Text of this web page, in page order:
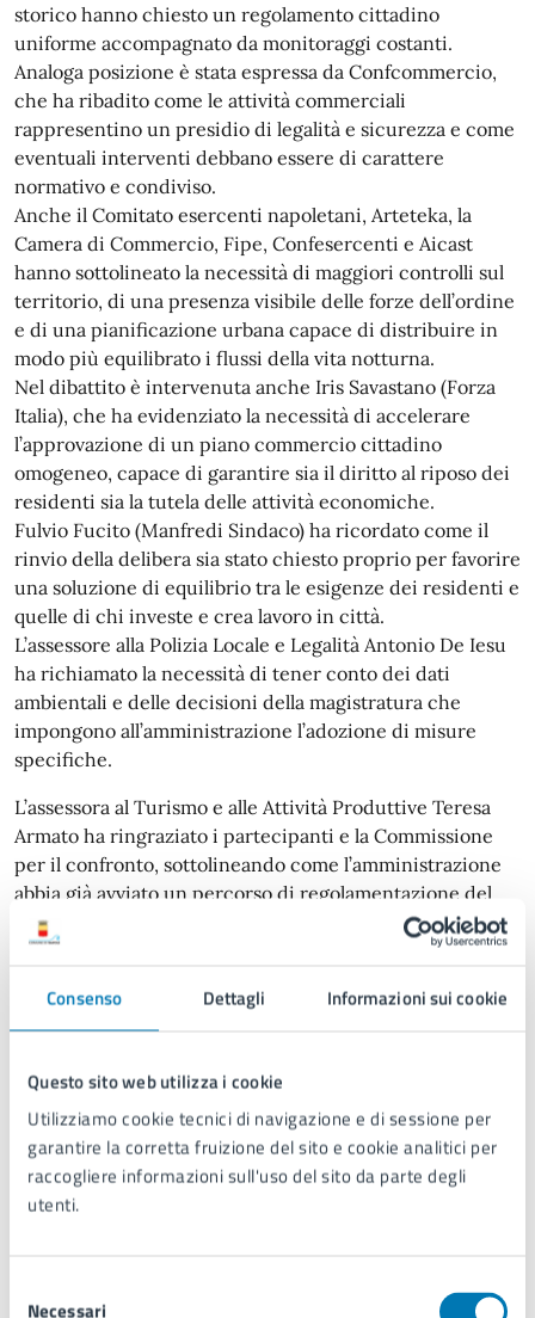
Consenso Dettagli Informazioni sui cookie
Questo sito web utilizza i cookie
Utilizziamo cookie tecnici di navigazione e di sessione per
garantire la corretta fruizione del sito e cookie analitici per
raccogliere informazioni sull'uso del sito da parte degli
utenti.
Necessari
storico hanno chiesto un regolamento cittadino
uniforme accompagnato da monitoraggi costanti.
Analoga posizione è stata espressa da Confcommercio,
che ha ribadito come le attività commerciali
rappresentino un presidio di legalità e sicurezza e come
eventuali interventi debbano essere di carattere
normativo e condiviso.
Anche il Comitato esercenti napoletani, Arteteka, la
Camera di Commercio, Fipe, Confesercenti e Aicast
hanno sottolineato la necessità di maggiori controlli sul
territorio, di una presenza visibile delle forze dell’ordine
e di una pianificazione urbana capace di distribuire in
modo più equilibrato i flussi della vita notturna.
Nel dibattito è intervenuta anche Iris Savastano (Forza
Italia), che ha evidenziato la necessità di accelerare
l’approvazione di un piano commercio cittadino
omogeneo, capace di garantire sia il diritto al riposo dei
residenti sia la tutela delle attività economiche.
Fulvio Fucito (Manfredi Sindaco) ha ricordato come il
rinvio della delibera sia stato chiesto proprio per favorire
una soluzione di equilibrio tra le esigenze dei residenti e
quelle di chi investe e crea lavoro in città.
L’assessore alla Polizia Locale e Legalità Antonio De Iesu
ha richiamato la necessità di tener conto dei dati
ambientali e delle decisioni della magistratura che
impongono all’amministrazione l’adozione di misure
specifiche.
L’assessora al Turismo e alle Attività Produttive Teresa
Armato ha ringraziato i partecipanti e la Commissione
per il confronto, sottolineando come l’amministrazione
abbia già avviato un percorso di regolamentazione del
settore in una città che, fino a pochi anni fa, era priva di
regole organiche sul tema. Armato ha ricordato il lavoro
UNESCO e l’impegno portato avanti sul nuovo piano
dehors e sul piano commerciale cittadino.
come presidio di legalità e vivibilità urbana, l’assessora
ha evidenziato la necessità di contemperare interessi
differenti, anche alla luce delle denunce e delle
pronunce giudiziarie che impongono
all’amministrazione l’adozione di misure specifiche. In
a una delibera di indirizzo condivisa, capace di ridurre